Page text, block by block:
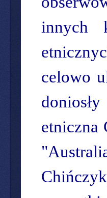
innych
celowo
etniczna